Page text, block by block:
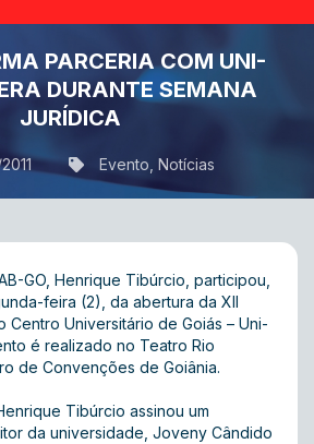
PARCERIA COM UNI-
DURANTE SEMANA
JURÍDICA
Evento Notícias
GO, Henrique Tibúrcio, participou,
feira (2), da abertura da XII
Centro Universitário de Goiás – Uni-
é realizado no Teatro Rio
de Convenções de Goiânia.
Tibúrcio assinou um
da universidade, Joveny Cândido